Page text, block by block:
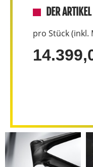
DER
pro Stück (inkl.